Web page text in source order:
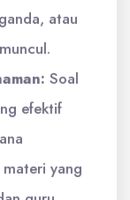
atau
Soal
efektif
yang